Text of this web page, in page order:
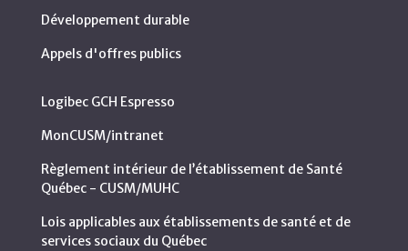
Développement durable
Appels d'offres publics
Logibec GCH Espresso
MonCUSM/intranet
Règlement intérieur de l’établissement de Santé
Québec - CUSM/MUHC
Lois applicables aux établissements de santé et de
services sociaux du Québec